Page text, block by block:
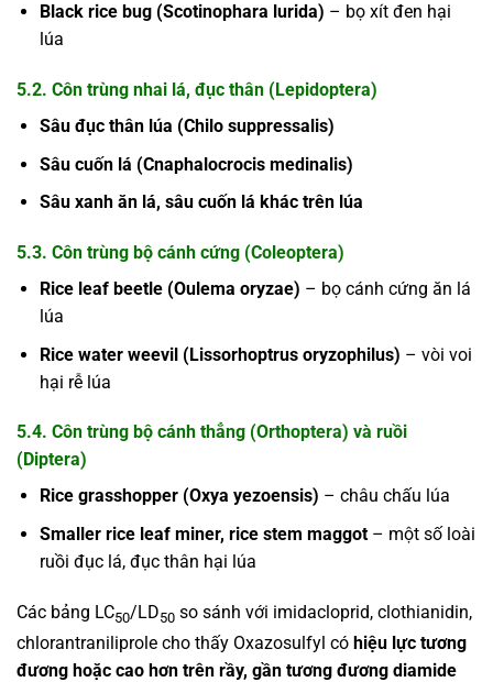
Black rice bug (Scotinophara lurida) – bọ xít đen hại
lúa
5.2. Côn trùng nhai lá, đục thân (Lepidoptera)
Sâu đục thân lúa (Chilo suppressalis)
Sâu cuốn lá (Cnaphalocrocis medinalis)
Sâu xanh ăn lá, sâu cuốn lá khác trên lúa
5.3. Côn trùng bộ cánh cứng (Coleoptera)
Rice leaf beetle (Oulema oryzae) – bọ cánh cứng ăn lá
lúa
Rice water weevil (Lissorhoptrus oryzophilus) – vòi voi
hại rễ lúa
5.4. Côn trùng bộ cánh thẳng (Orthoptera) và ruồi
(Diptera)
Rice grasshopper (Oxya yezoensis) – châu chấu lúa
Smaller rice leaf miner, rice stem maggot– một số loài
ruồi đục lá, đục thân hại lúa
Các bảng LC50/LD50 so sánh với imidacloprid, clothianidin,
chlorantraniliprole cho thấy Oxazosulfyl có hiệu lực tương
đương hoặc cao hơn trên rầy, gần tương đương diamide